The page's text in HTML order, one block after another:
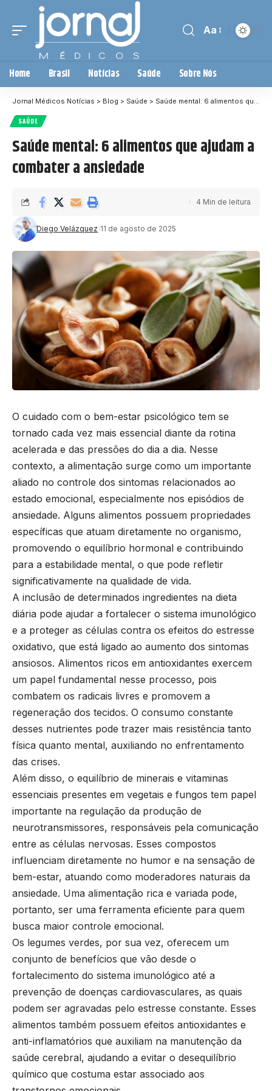
Aa
Home Brasil Notícias Saúde Sobre Nós
Jornal Médicos Notícias > Blog > Saúde > Saúde mental: 6 alimentos que ajudam a combater a ansiedade
SAÚDE
Saúde mental: 6 alimentos que ajudam a
combater a ansiedade
Diego Velázquez 11 de agosto de 2025
4 Min de leitura
O cuidado com o bem-estar psicológico tem se
tornado cada vez mais essencial diante da rotina
acelerada e das pressões do dia a dia. Nesse
contexto, a alimentação surge como um importante
aliado no controle dos sintomas relacionados ao
estado emocional, especialmente nos episódios de
ansiedade. Alguns alimentos possuem propriedades
específicas que atuam diretamente no organismo,
promovendo o equilíbrio hormonal e contribuindo
para a estabilidade mental, o que pode refletir
significativamente na qualidade de vida.
A inclusão de determinados ingredientes na dieta
diária pode ajudar a fortalecer o sistema imunológico
e a proteger as células contra os efeitos do estresse
oxidativo, que está ligado ao aumento dos sintomas
ansiosos. Alimentos ricos em antioxidantes exercem
um papel fundamental nesse processo, pois
combatem os radicais livres e promovem a
regeneração dos tecidos. O consumo constante
desses nutrientes pode trazer mais resistência tanto
física quanto mental, auxiliando no enfrentamento
das crises.
Além disso, o equilíbrio de minerais e vitaminas
essenciais presentes em vegetais e fungos tem papel
importante na regulação da produção de
neurotransmissores, responsáveis pela comunicação
entre as células nervosas. Esses compostos
influenciam diretamente no humor e na sensação de
bem-estar, atuando como moderadores naturais da
ansiedade. Uma alimentação rica e variada pode,
portanto, ser uma ferramenta eficiente para quem
busca maior controle emocional.
Os legumes verdes, por sua vez, oferecem um
conjunto de benefícios que vão desde o
fortalecimento do sistema imunológico até a
prevenção de doenças cardiovasculares, as quais
podem ser agravadas pelo estresse constante. Esses
alimentos também possuem efeitos antioxidantes e
anti-inflamatórios que auxiliam na manutenção da
saúde cerebral, ajudando a evitar o desequilíbrio
químico que costuma estar associado aos